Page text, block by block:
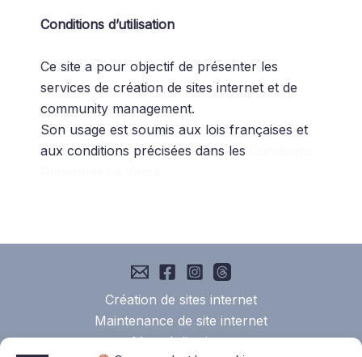
Conditions d’utilisation
Ce site a pour objectif de présenter les
services de création de sites internet et de
community management.
Son usage est soumis aux lois françaises et
aux conditions précisées dans les
Création de sites internet
Maintenance de site internet
Mes réalisations